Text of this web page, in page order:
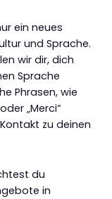
ein neues
und Sprache.
wir dir, dich
Sprache
Phrasen, wie
„Merci“
zu deinen
du
in